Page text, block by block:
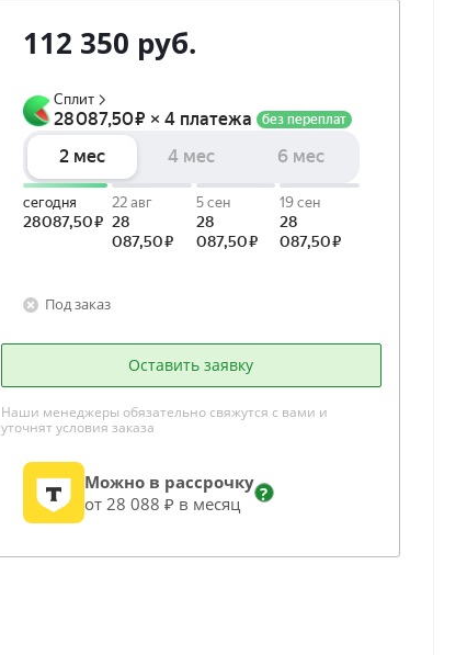
112 350 руб.
Под заказ
Оставить заявку
Наши менеджеры обязательно свяжутся с вами и
уточнят условия заказа
Можно в рассрочку
от 28 088 ₽ в месяц
?